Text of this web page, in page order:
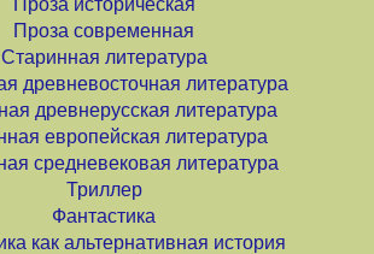
Проза историческая
Проза современная
Старинная литература
древневосточная литература
древнерусская литература
европейская литература
средневековая литература
Триллер
Фантастика
как альтернативная история